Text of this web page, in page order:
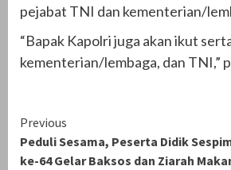
pejabat TNI dan kementerian/
“Bapak Kapolri juga akan ikut
kementerian/lembaga, dan TNI,”
Continue
Reading
Previous
Peduli Sesama, Peserta Didik
ke-64 Gelar Baksos dan Ziarah